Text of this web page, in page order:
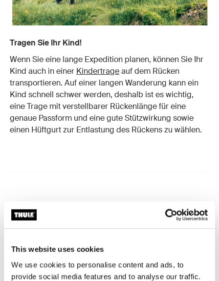
This website uses cookies
We use cookies to personalise content and ads, to
provide social media features and to analyse our traffic.
Tragen Sie Ihr Kind!
Wenn Sie eine lange Expedition planen, können Sie Ihr
Kind auch in einer Kindertrageauf dem Rücken
transportieren. Auf einer langen Wanderung kann ein
Kind schnell schwer werden, deshalb ist es wichtig,
eine Trage mit verstellbarer Rückenlänge für eine
genaue Passform und eine gute Stützwirkung sowie
einen Hüftgurt zur Entlastung des Rückens zu wählen.